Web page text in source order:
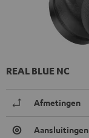
REAL BLUE NC
Afmetingen
Aansluitingen